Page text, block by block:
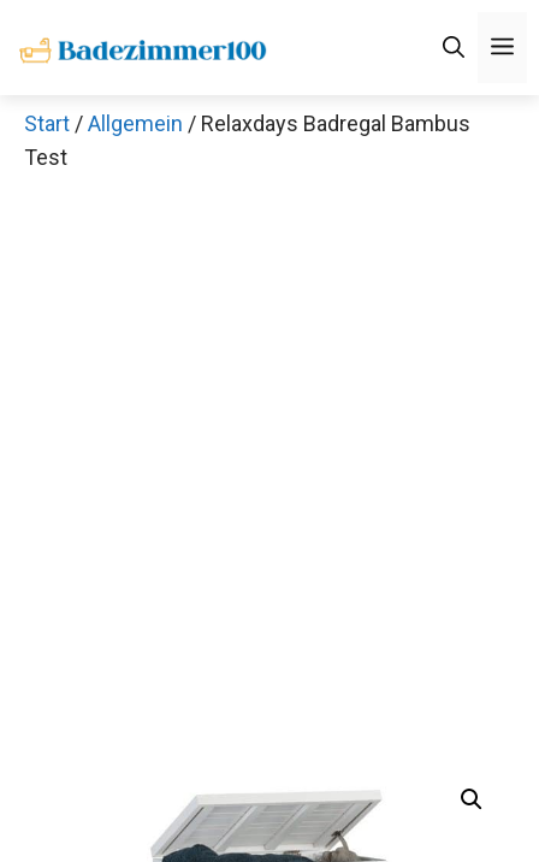
Inhalt
Start /Allgemein / Relaxdays Badregal Bambus
Test